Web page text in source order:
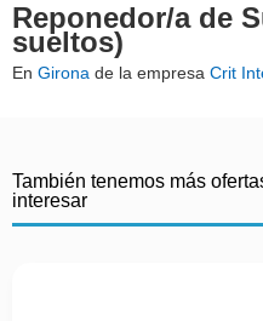
Reponedor/a de
sueltos)
En Girona de la empresa Crit
También tenemos más
interesar